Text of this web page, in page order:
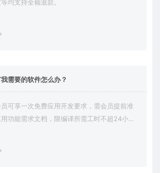
均支持全额退款。
需要的软件怎么办？
可享一次免费应用开发要求，需会员提前准
功能需求文档，限编译所需工时不超24小